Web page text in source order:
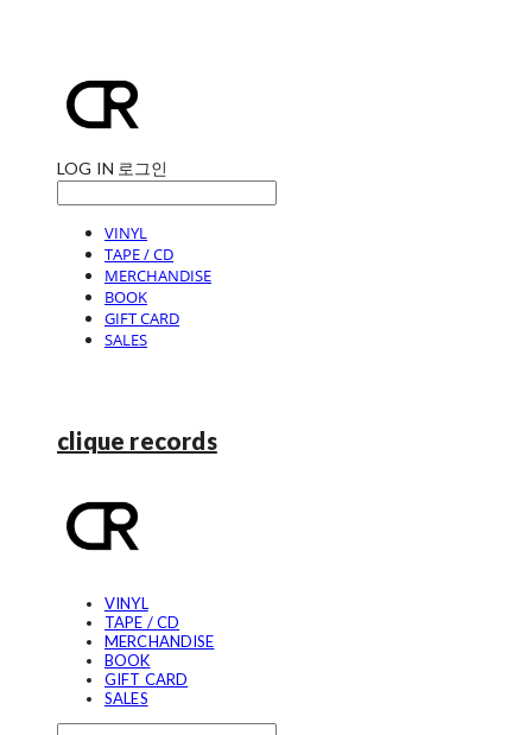
LOG IN 로그인
VINYL
TAPE / CD
MERCHANDISE
BOOK
GIFT CARD
SALES
clique records
VINYL
TAPE / CD
MERCHANDISE
BOOK
GIFT CARD
SALES